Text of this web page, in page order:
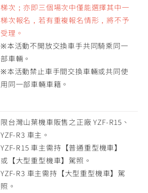
梯次；亦即三個場次中僅能選擇其中一
梯次報名，若有重複報名情形，將不予
受理。
※本活動不開放交換車手共同騎乘同一
部車輛。
※本活動禁止車手間交換車輛或共同使
用同一部車輛車籍。
限台灣山葉機車販售之正廠 YZF-R15、
YZF-R3 車主。
YZF-R15 車主需持【普通重型機車】
或【大型重型機車】駕照。
YZF-R3 車主需持【大型重型機車】駕
照。